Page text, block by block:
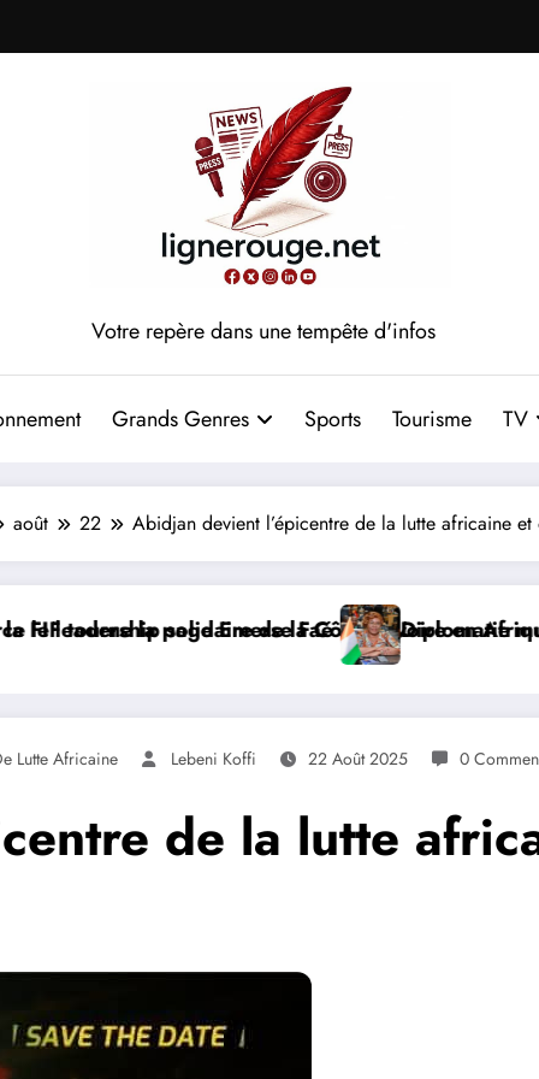
Votre repère dans une tempête d'infos
Grands Genres Sports Tourisme TV
août 22 Abidjan devient l’épicentre de la lutte africaine
d’Ivoire en Afrique
Diplomatie multilatérale : à Addis-Abeba,
Lutte Africaine Lebeni Koffi 22 Août 2025 0
de la lutte